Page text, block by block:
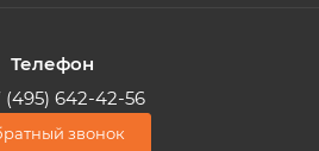
Телефон
(495) 642-42-56
звонок